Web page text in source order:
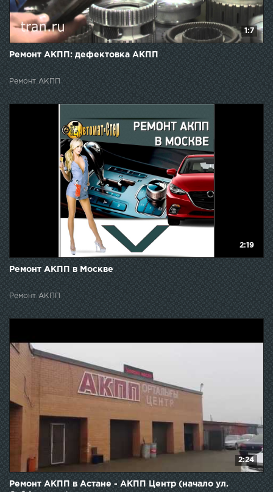
1:7
Ремонт АКПП: дефектовка АКПП
Ремонт АКПП
2:19
Ремонт АКПП в Москве
Ремонт АКПП
2:24
Ремонт АКПП в Астане - АКПП Центр (начало ул.